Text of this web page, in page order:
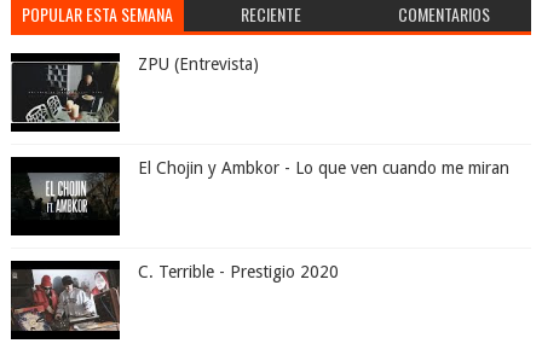
POPULAR ESTA SEMANA RECIENTE COMENTARIOS
ZPU (Entrevista)
El Chojin y Ambkor - Lo que ven cuando me miran
C. Terrible - Prestigio 2020